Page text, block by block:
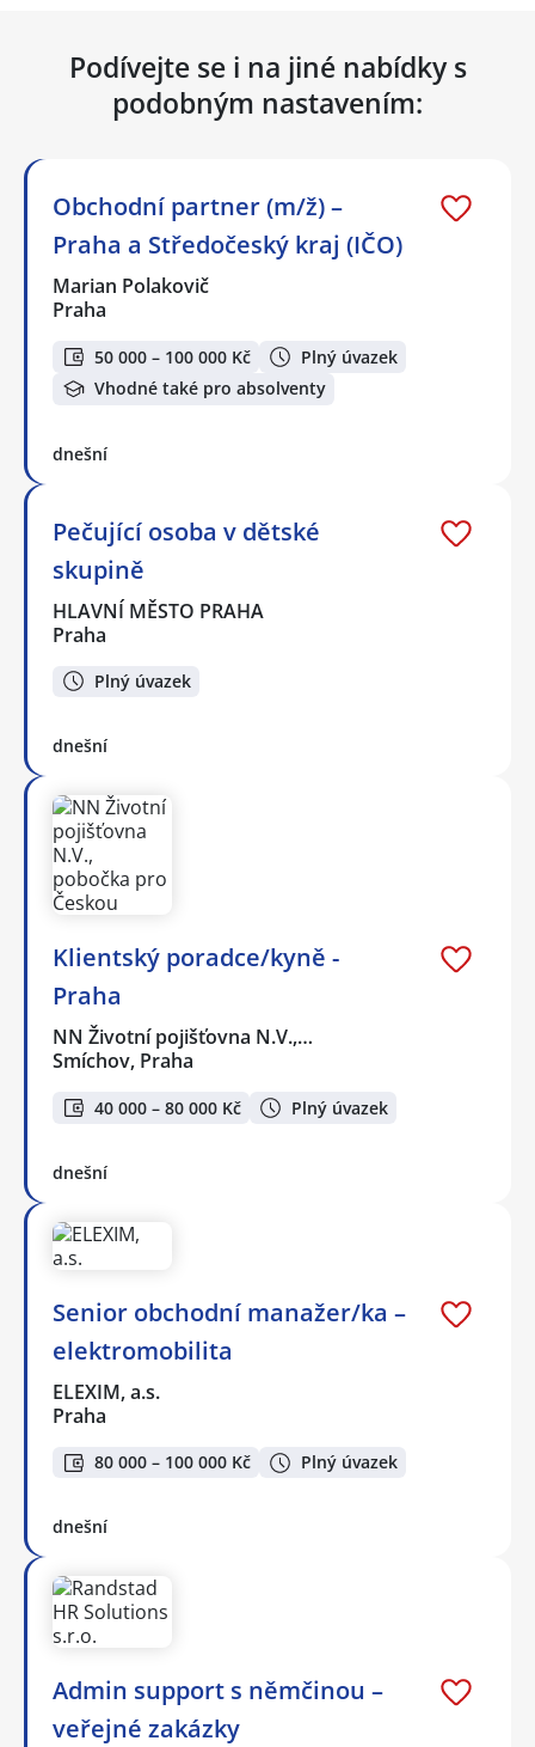
Podívejte se i na jiné nabídky s
podobným nastavením:
Obchodní partner (m/ž) –
Praha a Středočeský kraj (IČO)
Marian Polakovič
Praha
50 000 – 100 000 Kč
Plný úvazek
Vhodné také pro absolventy
dnešní
Pečující osoba v dětské
skupině
HLAVNÍ MĚSTO PRAHA
Praha
Plný úvazek
dnešní
Klientský poradce/kyně -
Praha
NN Životní pojišťovna N.V.,…
Smíchov, Praha
40 000 – 80 000 Kč Plný úvazek
dnešní
Senior obchodní manažer/ka –
elektromobilita
ELEXIM, a.s.
Praha
80 000 – 100 000 Kč Plný úvazek
dnešní
Admin support s němčinou –
veřejné zakázky